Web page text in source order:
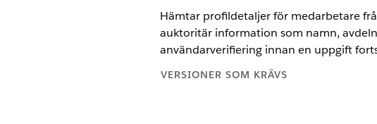
Hämtar profildetaljer för medarbetare
auktoritär information som namn,
användarverifiering innan en uppgift
VERSIONER SOM KRÄVS